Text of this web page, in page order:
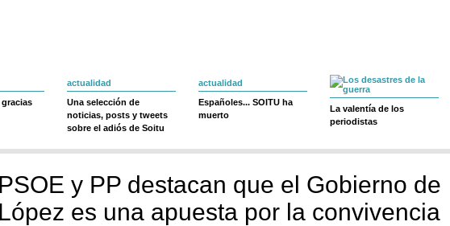
gracias
actualidad
Una selección de
noticias, posts y tweets
sobre el adiós de Soitu
actualidad
Españoles... SOITU ha
muerto
La valentía de los
periodistas
PSOE y PP destacan que el Gobierno de
López es una apuesta por la convivencia